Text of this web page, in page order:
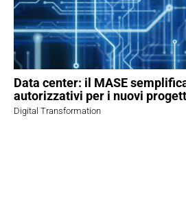
Data center: il MASE
autorizzativi per i nuovi
Digital Transformation